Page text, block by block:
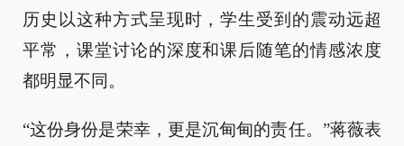
历史以这种方式呈现时，学生受到的震动远超
平常，课堂讨论的深度和课后随笔的情感浓度
都明显不同。
“这份身份是荣幸，更是沉甸甸的责任。”蒋薇表